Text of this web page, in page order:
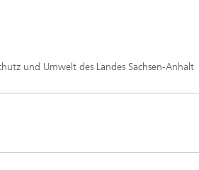
und Umwelt des Landes Sachsen-Anhalt